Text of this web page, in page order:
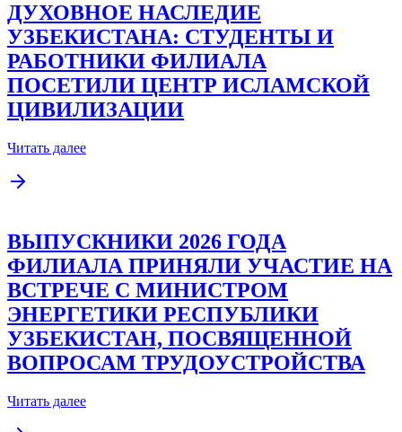
ДУХОВНОЕ НАСЛЕДИЕ
УЗБЕКИСТАНА: СТУДЕНТЫ И
РАБОТНИКИ ФИЛИАЛА
ПОСЕТИЛИ ЦЕНТР ИСЛАМСКОЙ
ЦИВИЛИЗАЦИИ
Читать далее
ВЫПУСКНИКИ 2026 ГОДА
ФИЛИАЛА ПРИНЯЛИ УЧАСТИЕ НА
ВСТРЕЧЕ С МИНИСТРОМ
ЭНЕРГЕТИКИ РЕСПУБЛИКИ
УЗБЕКИСТАН, ПОСВЯЩЕННОЙ
ВОПРОСАМ ТРУДОУСТРОЙСТВА
Читать далее